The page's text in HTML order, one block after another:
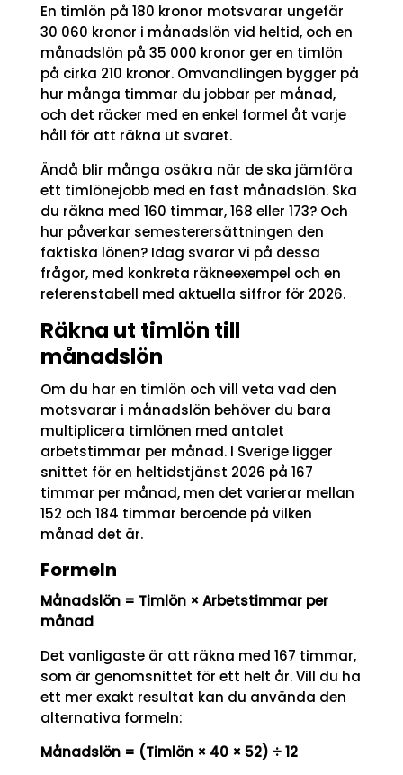
En timlön på 180 kronor motsvarar ungefär
30 060 kronor i månadslön vid heltid, och en
månadslön på 35 000 kronor ger en timlön
på cirka 210 kronor. Omvandlingen bygger på
hur många timmar du jobbar per månad,
och det räcker med en enkel formel åt varje
håll för att räkna ut svaret.
Ändå blir många osäkra när de ska jämföra
ett timlönejobb med en fast månadslön. Ska
du räkna med 160 timmar, 168 eller 173? Och
hur påverkar semesterersättningen den
faktiska lönen? Idag svarar vi på dessa
frågor, med konkreta räkneexempel och en
referenstabell med aktuella siffror för 2026.
Räkna ut timlön till
månadslön
Om du har en timlön och vill veta vad den
motsvarar i månadslön behöver du bara
multiplicera timlönen med antalet
arbetstimmar per månad. I Sverige ligger
snittet för en heltidstjänst 2026 på 167
timmar per månad, men det varierar mellan
152 och 184 timmar beroende på vilken
månad det är.
Formeln
Månadslön = Timlön × Arbetstimmar per
månad
Det vanligaste är att räkna med 167 timmar,
som är genomsnittet för ett helt år. Vill du ha
ett mer exakt resultat kan du använda den
alternativa formeln:
Månadslön = (Timlön × 40 × 52) ÷ 12